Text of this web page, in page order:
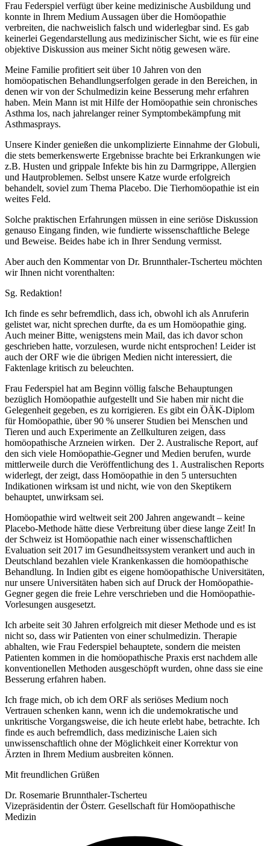
Frau Federspiel verfügt über keine medizinische Ausbildung und
konnte in Ihrem Medium Aussagen über die Homöopathie
verbreiten, die nachweislich falsch und widerlegbar sind. Es gab
keinerlei Gegendarstellung aus medizinischer Sicht, wie es für eine
objektive Diskussion aus meiner Sicht nötig gewesen wäre.
Meine Familie profitiert seit über 10 Jahren von den
homöopatischen Behandlungserfolgen gerade in den Bereichen, in
denen wir von der Schulmedizin keine Besserung mehr erfahren
haben. Mein Mann ist mit Hilfe der Homöopathie sein chronisches
Asthma los, nach jahrelanger reiner Symptombekämpfung mit
Asthmasprays.
Unsere Kinder genießen die unkomplizierte Einnahme der Globuli,
die stets bemerkenswerte Ergebnisse brachte bei Erkrankungen wie
z.B. Husten und grippale Infekte bis hin zu Darmgrippe, Allergien
und Hautproblemen. Selbst unsere Katze wurde erfolgreich
behandelt, soviel zum Thema Placebo. Die Tierhomöopathie ist ein
weites Feld.
Solche praktischen Erfahrungen müssen in eine seriöse Diskussion
genauso Eingang finden, wie fundierte wissenschaftliche Belege
und Beweise. Beides habe ich in Ihrer Sendung vermisst.
Aber auch den Kommentar von Dr. Brunnthaler-Tscherteu möchten
wir Ihnen nicht vorenthalten:
Sg. Redaktion!
Ich finde es sehr befremdlich, dass ich, obwohl ich als Anruferin
gelistet war, nicht sprechen durfte, da es um Homöopathie ging.
Auch meiner Bitte, wenigstens mein Mail, das ich davor schon
geschrieben hatte, vorzulesen, wurde nicht entsprochen! Leider ist
auch der ORF wie die übrigen Medien nicht interessiert, die
Faktenlage kritisch zu beleuchten.
Frau Federspiel hat am Beginn völlig falsche Behauptungen
bezüglich Homöopathie aufgestellt und Sie haben mir nicht die
Gelegenheit gegeben, es zu korrigieren. Es gibt ein ÖÄK-Diplom
für Homöopathie, über 90 % unserer Studien bei Menschen und
Tieren und auch Experimente an Zellkulturen zeigen, dass
homöopathische Arzneien wirken. Der 2. Australische Report, auf
den sich viele Homöopathie-Gegner und Medien berufen, wurde
mittlerweile durch die Veröffentlichung des 1. Australischen Reports
widerlegt, der zeigt, dass Homöopathie in den 5 untersuchten
Indikationen wirksam ist und nicht, wie von den Skeptikern
behauptet, unwirksam sei.
Homöopathie wird weltweit seit 200 Jahren angewandt – keine
Placebo-Methode hätte diese Verbreitung über diese lange Zeit! In
der Schweiz ist Homöopathie nach einer wissenschaftlichen
Evaluation seit 2017 im Gesundheitssystem verankert und auch in
Deutschland bezahlen viele Krankenkassen die homöopathische
Behandlung. In Indien gibt es eigene homöopathische Universitäten,
nur unsere Universitäten haben sich auf Druck der Homöopathie-
Gegner gegen die freie Lehre verschrieben und die Homöopathie-
Vorlesungen ausgesetzt.
Ich arbeite seit 30 Jahren erfolgreich mit dieser Methode und es ist
nicht so, dass wir Patienten von einer schulmedizin. Therapie
abhalten, wie Frau Federspiel behauptete, sondern die meisten
Patienten kommen in die homöopathische Praxis erst nachdem alle
konventionellen Methoden ausgeschöpft wurden, ohne dass sie eine
Besserung erfahren haben.
Ich frage mich, ob ich dem ORF als seriöses Medium noch
Vertrauen schenken kann, wenn ich die undemokratische und
unkritische Vorgangsweise, die ich heute erlebt habe, betrachte. Ich
finde es auch befremdlich, dass medizinische Laien sich
unwissenschaftlich ohne der Möglichkeit einer Korrektur von
Ärzten in Ihrem Medium ausbreiten können.
Mit freundlichen Grüßen
Dr. Rosemarie Brunnthaler-Tscherteu
Vizepräsidentin der Österr. Gesellschaft für Homöopathische
Medizin